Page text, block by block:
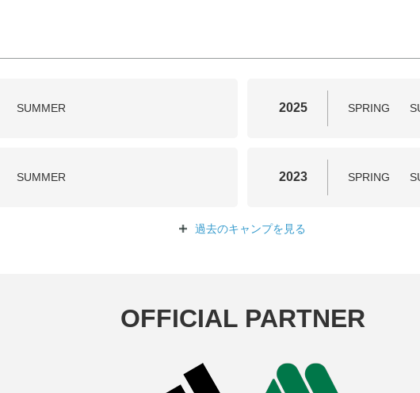
SUMMER 2025 SPRING
SUMMER 2023 SPRING
過去のキャンプを 見る
OFFICIAL PARTNER